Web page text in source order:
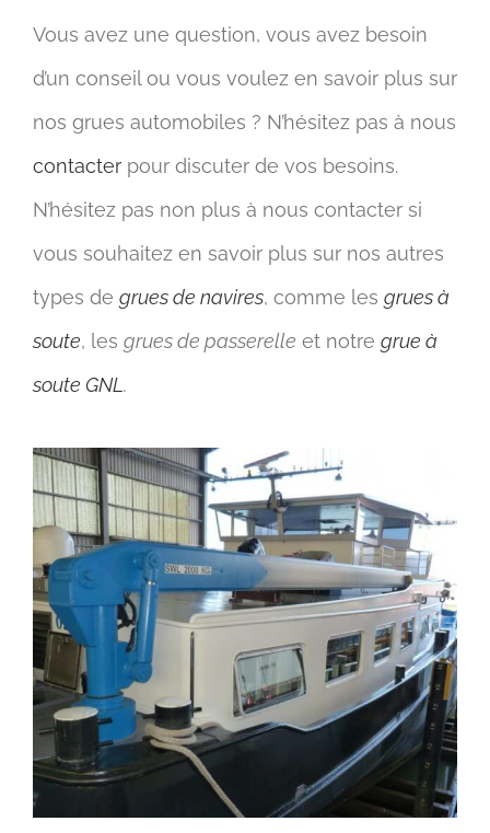
Vous avez une question, vous avez besoin
d’un conseil ou vous voulez en savoir plus sur
nos grues automobiles ? N’hésitez pas à nous
contacter pour discuter de vos besoins.
N’hésitez pas non plus à nous contacter si
vous souhaitez en savoir plus sur nos autres
types de grues de navires, comme les grues à
soute, les grues de passerelle et notre grue à
soute GNL.